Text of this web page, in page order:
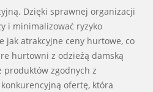
Dzięki sprawnej organizacji
i minimalizować ryzyko
atrakcyjne ceny hurtowe, co
hurtowni z odzieżą damską
produktów zgodnych z
ofertę, która